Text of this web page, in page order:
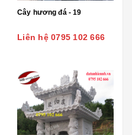
Cây hương đá - 19
Liên hệ 0795 102 666